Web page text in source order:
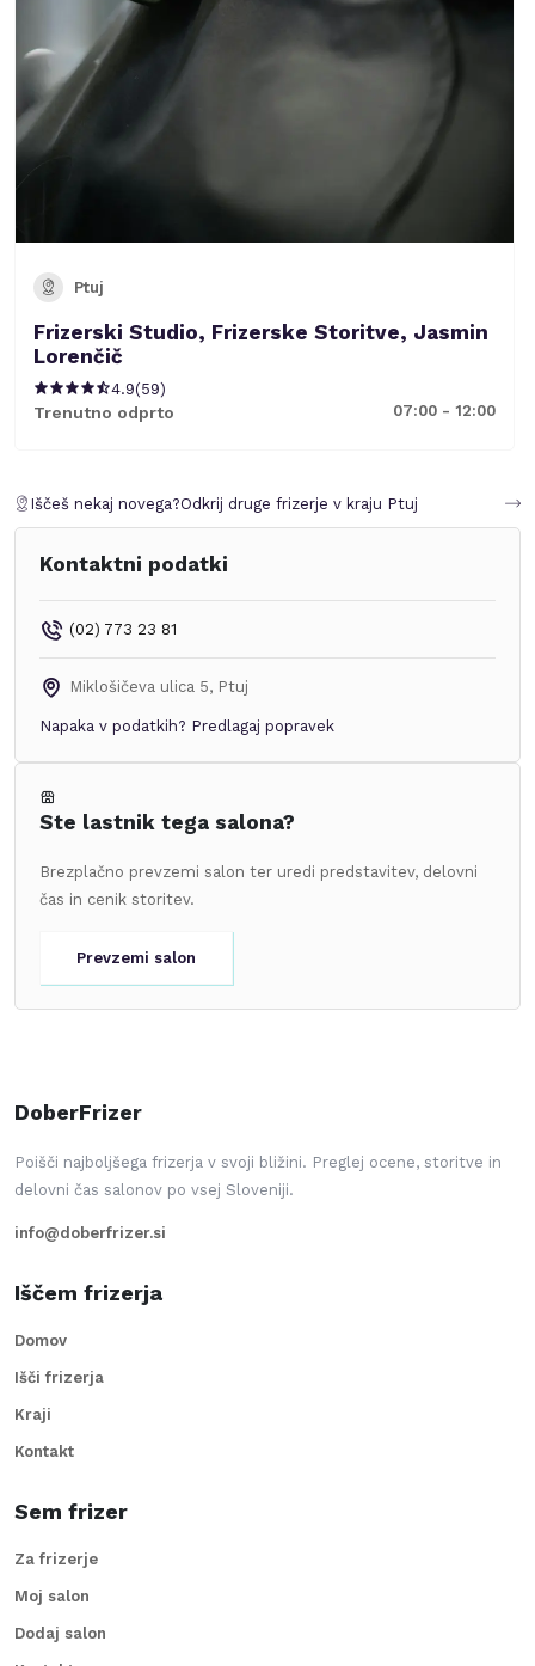
Ptuj
Frizerski Studio, Frizerske Storitve, Jasmin
Lorenčič
4.9(59)
Trenutno odprto 07:00 - 12:00
Iščeš nekaj novega?Odkrij druge frizerje v kraju Ptuj
Kontaktni podatki
(02) 773 23 81
Miklošičeva ulica 5, Ptuj
Napaka v podatkih? Predlagaj popravek
Ste lastnik tega salona?
Brezplačno prevzemi salon ter uredi predstavitev, delovni
čas in cenik storitev.
Prevzemi salon
DoberFrizer
Poišči najboljšega frizerja v svoji bližini. Preglej ocene, storitve in
delovni čas salonov po vsej Sloveniji.
info@doberfrizer.si
Iščem frizerja
Domov
Išči frizerja
Kraji
Kontakt
Sem frizer
Za frizerje
Moj salon
Dodaj salon